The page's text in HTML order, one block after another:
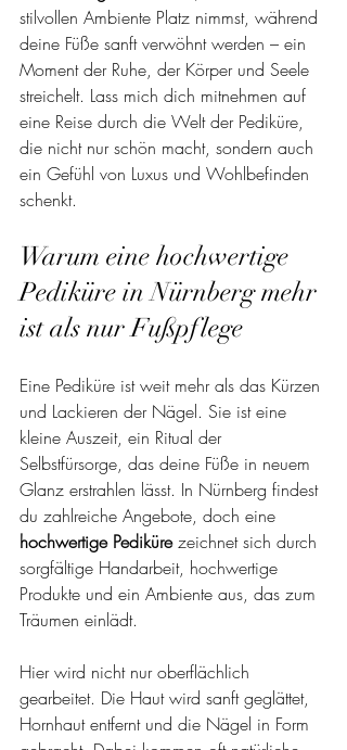
stilvollen Ambiente Platz nimmst, während
deine Füße sanft verwöhnt werden – ein
Moment der Ruhe, der Körper und Seele
streichelt. Lass mich dich mitnehmen auf
eine Reise durch die Welt der Pediküre,
die nicht nur schön macht, sondern auch
ein Gefühl von Luxus und Wohlbefinden
schenkt.
Warum eine hochwertige
Pediküre in Nürnberg mehr
ist als nur Fußpflege
Eine Pediküre ist weit mehr als das Kürzen
und Lackieren der Nägel. Sie ist eine
kleine Auszeit, ein Ritual der
Selbstfürsorge, das deine Füße in neuem
Glanz erstrahlen lässt. In Nürnberg findest
du zahlreiche Angebote, doch eine
hochwertige Pediküre zeichnet sich durch
sorgfältige Handarbeit, hochwertige
Produkte und ein Ambiente aus, das zum
Träumen einlädt.
Hier wird nicht nur oberflächlich
gearbeitet. Die Haut wird sanft geglättet,
Hornhaut entfernt und die Nägel in Form